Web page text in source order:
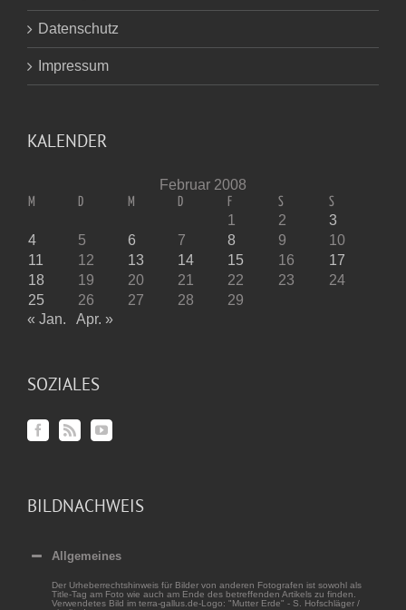
Datenschutz
Impressum
KALENDER
Februar 2008
M D M D F S S
1 2
3
4
5 6 7 8 9
10
11
12 13 14 15 16
17
18
19 20 21 22 23
24
25
26 27 28
29
« Jan.
Apr. »
SOZIALES
BILDNACHWEIS
Allgemeines
Der Urheberrechtshinweis für Bilder von anderen Fotografen ist sowohl als
Title-Tag am Foto wie auch am Ende des betreffenden Artikels zu finden.
Verwendetes Bild im terra-gallus.de-Logo: "Mutter Erde" - S. Hofschläger /